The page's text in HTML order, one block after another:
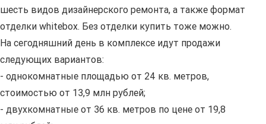
шесть видов дизайнерского ремонта, а также формат
отделки whitebox. Без отделки купить тоже можно.
На сегодняшний день в комплексе идут продажи
следующих вариантов:
- однокомнатные площадью от 24 кв. метров,
стоимостью от 13,9 млн рублей;
- двухкомнатные от 36 кв. метров по цене от 19,8